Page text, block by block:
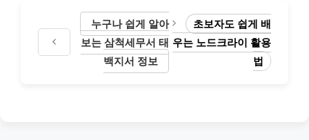
누구나 쉽게 알아
보는 삼척세무서 태
백지서 정보
초보자도 쉽게 배
우는 노드크라이 활용
법